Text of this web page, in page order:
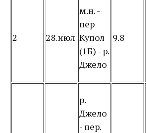
2 28.июл
м.н. -
пер
Купол
(1Б) - р.
Джело
9.8
р.
Джело
- пер.